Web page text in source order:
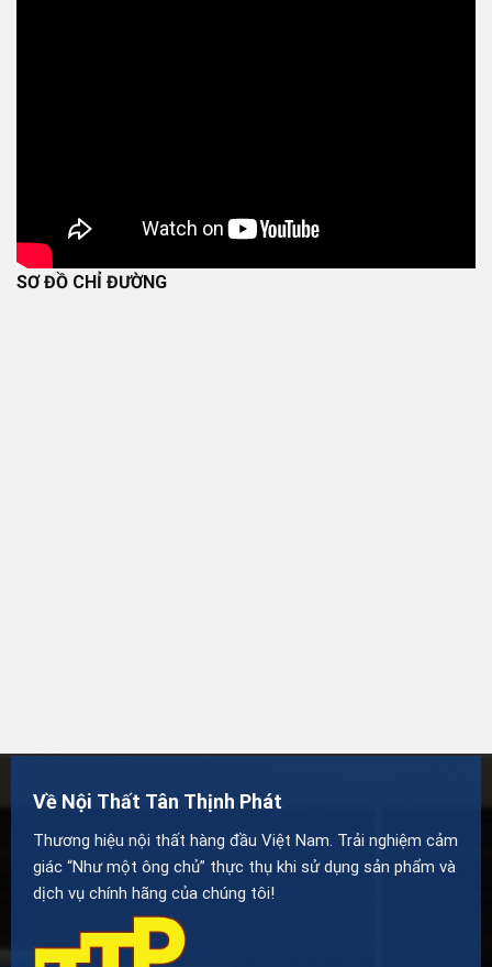
SƠ ĐỒ CHỈ ĐƯỜNG
Về Nội Thất Tân Thịnh Phát
Thương hiệu nội thất hàng đầu Việt Nam. Trải nghiệm cảm
giác “Như một ông chủ” thực thụ khi sử dụng sản phẩm và
dịch vụ chính hãng của chúng tôi!